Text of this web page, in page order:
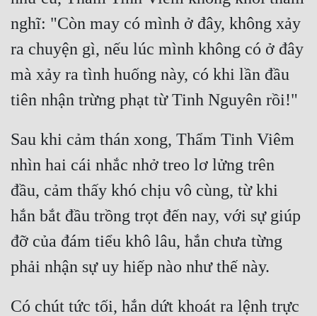
nghĩ: "Còn may có mình ở đây, không xảy
ra chuyện gì, nếu lúc mình không có ở đây
mà xảy ra tình huống này, có khi lần đầu
Sau khi cảm thán xong, Thẩm Tinh Viêm
nhìn hai cái nhắc nhở treo lơ lửng trên
đầu, cảm thấy khó chịu vô cùng, từ khi
hắn bắt đầu trồng trọt đến nay, với sự giúp
đỡ của đám tiểu khô lâu, hắn chưa từng
Có chút tức tối, hắn dứt khoát ra lệnh trực